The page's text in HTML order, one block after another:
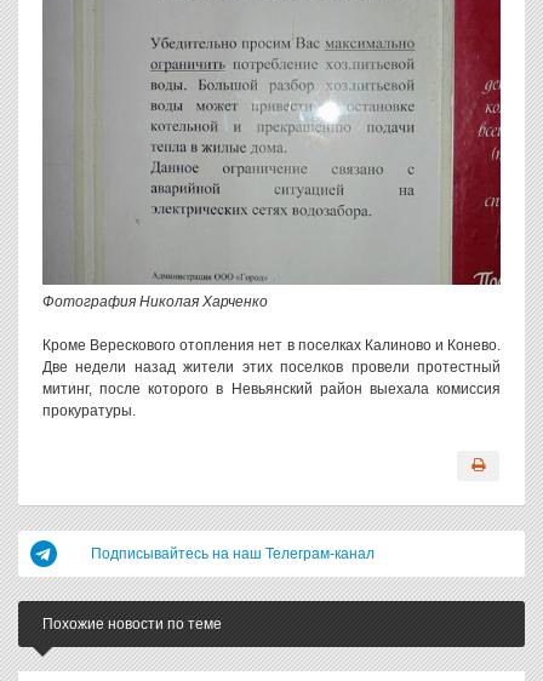
Фотография Николая Харченко
Кроме Верескового отопления нет в поселках Калиново и Конево.
Две недели назад жители этих поселков провели протестный
митинг, после которого в Невьянский район выехала комиссия
прокуратуры.
Подписывайтесь на наш Телеграм-канал
Похожие новости по теме